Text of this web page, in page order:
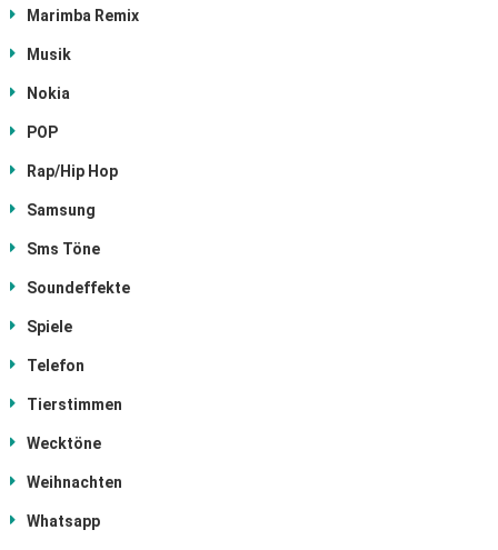
Marimba Remix
Musik
Nokia
POP
Rap/Hip Hop
Samsung
Sms Töne
Soundeffekte
Spiele
Telefon
Tierstimmen
Wecktöne
Weihnachten
Whatsapp